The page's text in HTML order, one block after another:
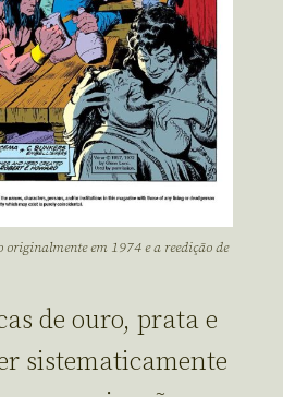
em 1974 e a reedição de
de ouro, prata e
sistematicamente